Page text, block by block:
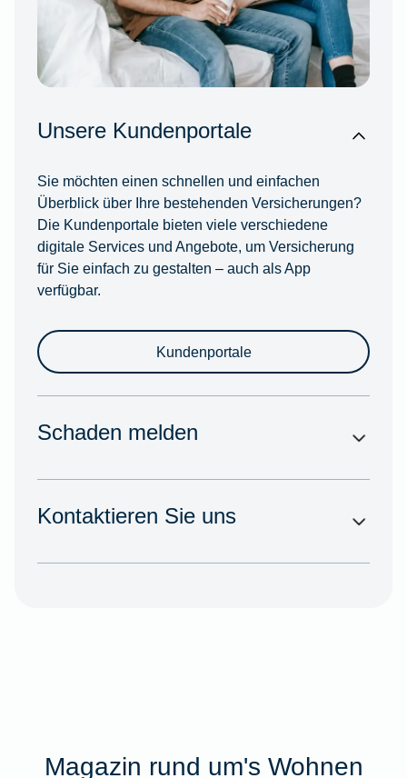
Unsere Kundenportale
Sie möchten einen schnellen und einfachen
Überblick über Ihre bestehenden Versicherungen?
Die Kundenportale bieten viele verschiedene
digitale Services und Angebote, um Versicherung
für Sie einfach zu gestalten – auch als App
verfügbar.
Kundenportale
Schaden melden
Kontaktieren Sie uns
Magazin rund um's Wohnen